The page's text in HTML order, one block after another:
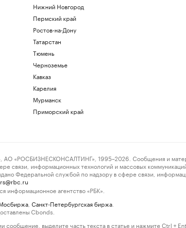
Нижний Новгород
Пермский край
Ростов-на-Дону
Татарстан
Тюмень
Черноземье
Кавказ
Карелия
Мурманск
Приморский край
«РОСБИЗНЕСКОНСАЛТИНГ», 1995–2026. Сообщения и
связи, информационных технологий и массовых
Федеральной службой по надзору в сфере связи,
информационное агентство «РБК».
Санкт-Петербургская биржа
Cbonds.
сообщение, выделите часть текста в статье и нажмите Ctrl +